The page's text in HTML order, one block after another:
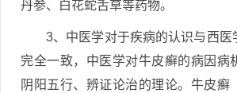
丹参、白花蛇舌草等药物。
3、中医学对于疾病的认识与西医
完全一致，中医学对牛皮癣的病因病
阴阳五行、辨证论治的理论。牛皮癣